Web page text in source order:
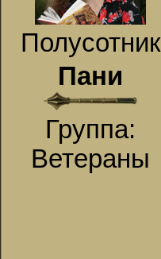
Полусотник
Пани
Группа:
Ветераны